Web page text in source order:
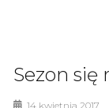
Sezon się
14 kwietnia 2017